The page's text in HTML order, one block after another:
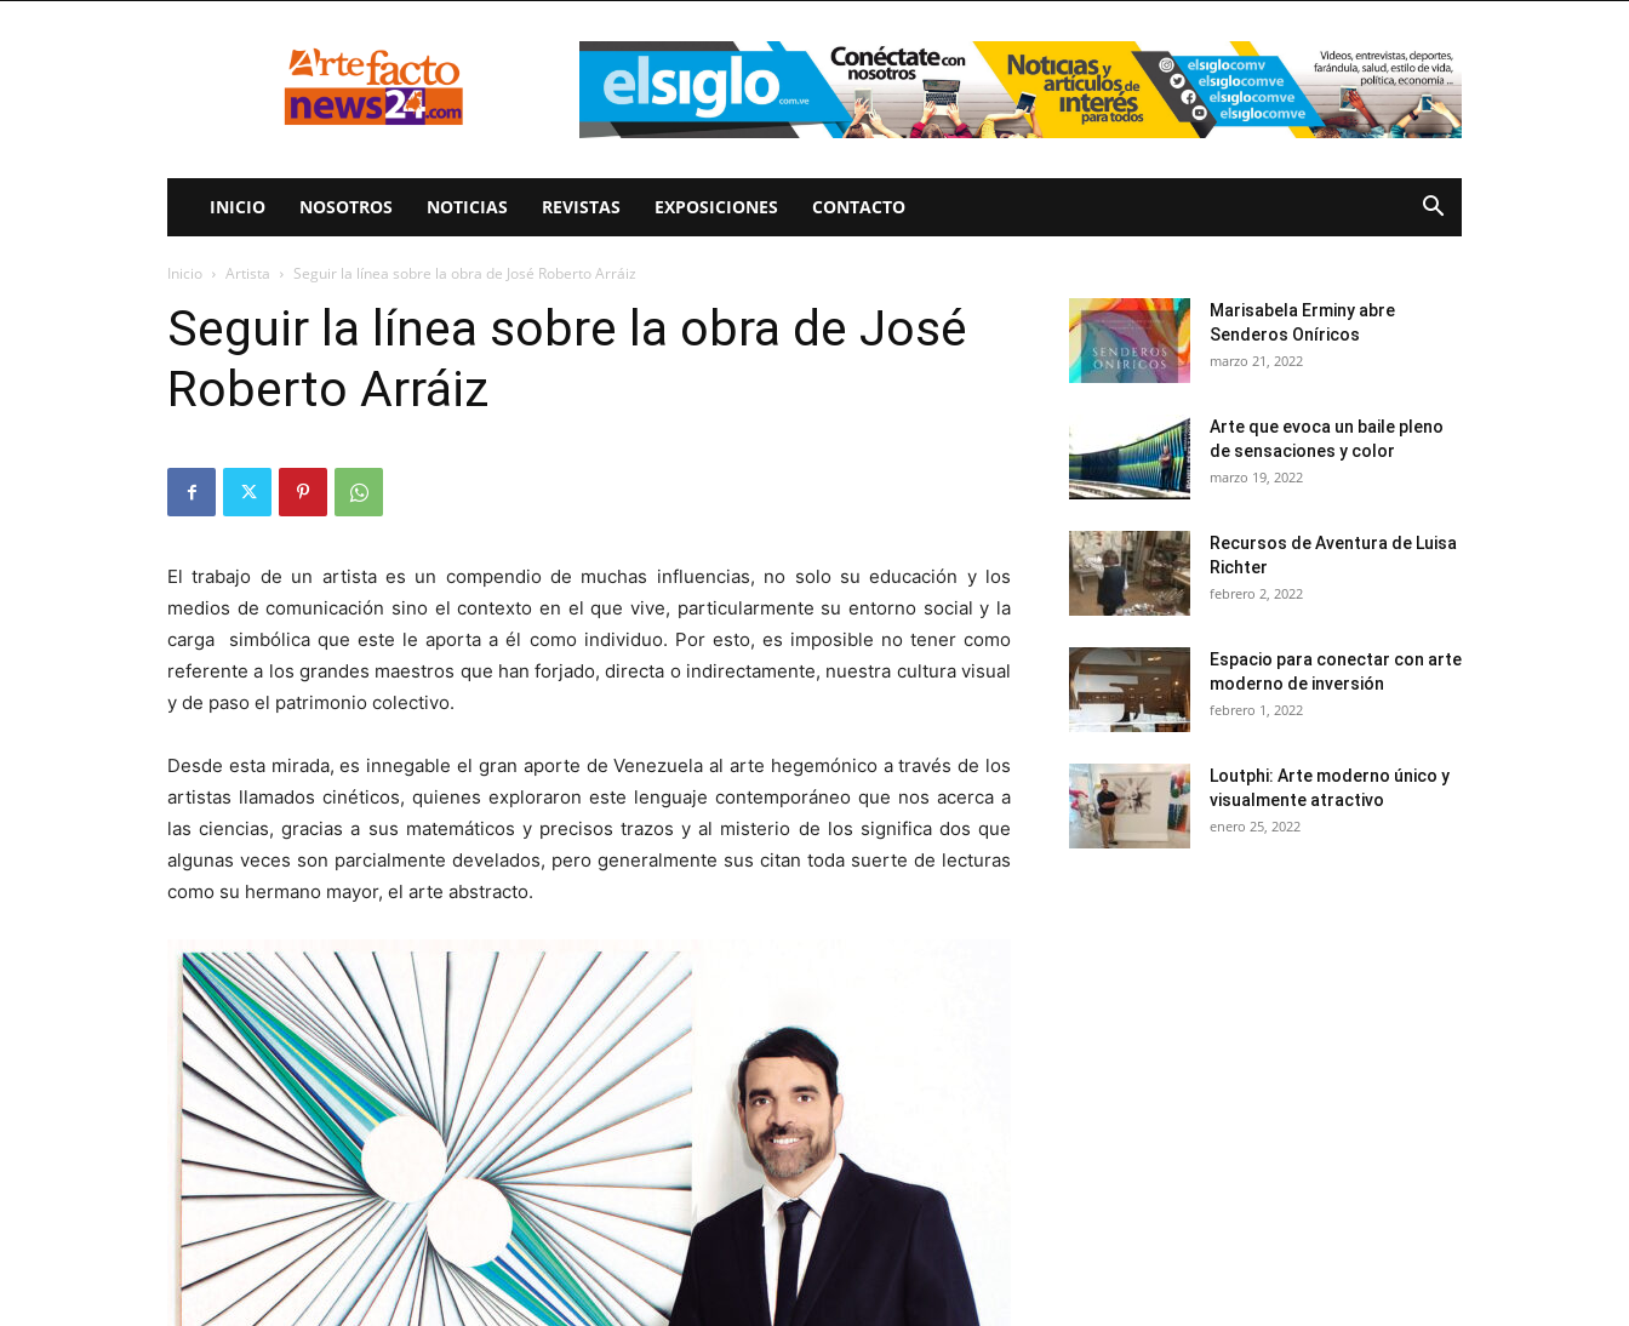
ArteFactoNews24
INICIO NOSOTROS NOTICIAS REVISTAS EXPOSICIONES CONTACTO
Inicio Artista Seguir la línea sobre la obra de José Roberto Arráiz
Seguir la línea sobre la obra de José
Roberto Arráiz
El trabajo de un artista es un compendio de muchas influencias, no solo su educación y los
medios de comunicación sino el contexto en el que vive, particularmente su entorno social y la
carga simbólica que este le aporta a él como individuo. Por esto, es imposible no tener como
referente a los grandes maestros que han forjado, directa o indirectamente, nuestra cultura visual
y de paso el patrimonio colectivo.
Desde esta mirada, es innegable el gran aporte de Venezuela al arte hegemónico a través de los
artistas llamados cinéticos, quienes exploraron este lenguaje contemporáneo que nos acerca a
las ciencias, gracias a sus matemáticos y precisos trazos y al misterio de los significa­ dos que
algunas veces son parcialmente develados, pero generalmente sus citan toda suerte de lecturas
como su hermano mayor, el arte abstracto.
Marisabela Erminy abre
Senderos Oníricos
marzo 21, 2022
Arte que evoca un baile pleno
de sensaciones y color
marzo 19, 2022
Recursos de Aventura de Luisa
Richter
febrero 2, 2022
Espacio para conectar con arte
moderno de inversión
febrero 1, 2022
Loutphi: Arte moderno único y
visualmente atractivo
enero 25, 2022